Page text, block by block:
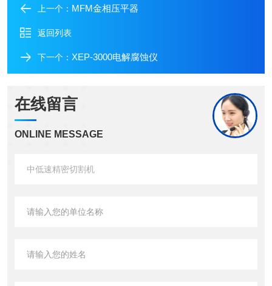
上一个： MFM金相压平器
返回列表
下一个： XEP-3000电解腐蚀仪
在线留言
ONLINE MESSAGE